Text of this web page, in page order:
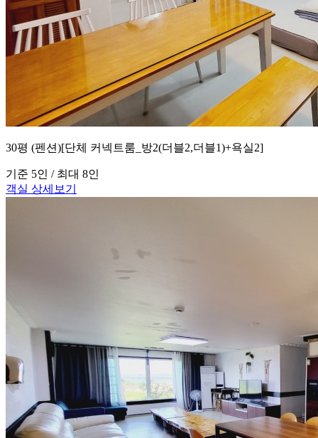
30평 (펜션)[단체 커넥트룸_방2(더블2,더블1)+욕실2]
기준 5인 / 최대 8인
객실 상세보기